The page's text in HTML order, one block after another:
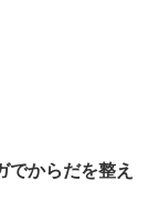
でからだを整え